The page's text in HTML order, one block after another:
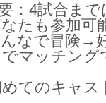
：4試合まで
たも参加可
なで冒険→
マッチング
てのキャス